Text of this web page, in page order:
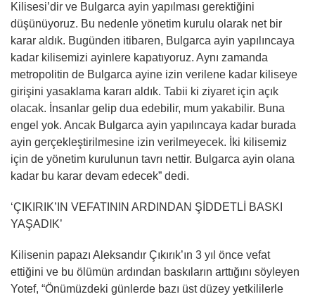
Kilisesi’dir ve Bulgarca ayin yapılması gerektiğini
düşünüyoruz. Bu nedenle yönetim kurulu olarak net bir
karar aldık. Bugünden itibaren, Bulgarca ayin yapılıncaya
kadar kilisemizi ayinlere kapatıyoruz. Aynı zamanda
metropolitin de Bulgarca ayine izin verilene kadar kiliseye
girişini yasaklama kararı aldık. Tabii ki ziyaret için açık
olacak. İnsanlar gelip dua edebilir, mum yakabilir. Buna
engel yok. Ancak Bulgarca ayin yapılıncaya kadar burada
ayin gerçekleştirilmesine izin verilmeyecek. İki kilisemiz
için de yönetim kurulunun tavrı nettir. Bulgarca ayin olana
kadar bu karar devam edecek” dedi.
‘ÇIKIRIK’IN VEFATININ ARDINDAN ŞİDDETLİ BASKI
YAŞADIK’
Kilisenin papazı Aleksandır Çıkırık’ın 3 yıl önce vefat
ettiğini ve bu ölümün ardından baskıların arttığını söyleyen
Yotef, “Önümüzdeki günlerde bazı üst düzey yetkililerle